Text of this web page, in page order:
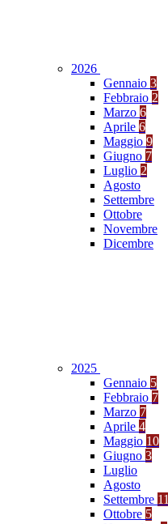
2026
Gennaio 3
Febbraio 2
Marzo 6
Aprile 6
Maggio 9
Giugno 7
Luglio 2
Agosto
Settembre
Ottobre
Novembre
Dicembre
2025
Gennaio 5
Febbraio 7
Marzo 7
Aprile 4
Maggio 10
Giugno 3
Luglio
Agosto
Settembre 11
Ottobre 5